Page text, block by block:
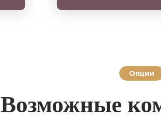
Опции
Возможные